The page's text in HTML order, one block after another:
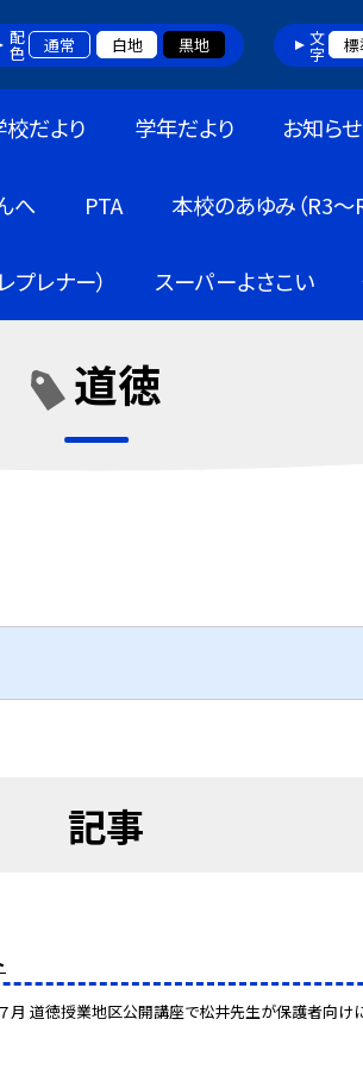
配色 通常 白地 黒地 文字
校だより 学年だより お知らせ
へ PTA 本校のあゆみ（R3～R
プレナー） スーパーよさこい
道徳
記事
月 道徳授業地区公開講座で松井先生が保護者向け